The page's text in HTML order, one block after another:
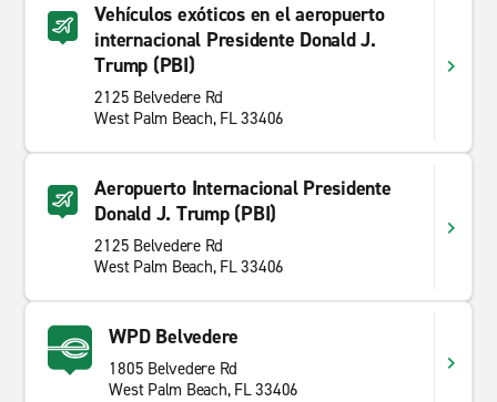
Vehículos exóticos en el aeropuerto
internacional Presidente Donald J.
Trump (PBI)
2125 Belvedere Rd
West Palm Beach, FL 33406
Aeropuerto Internacional Presidente
Donald J. Trump (PBI)
2125 Belvedere Rd
West Palm Beach, FL 33406
WPD Belvedere
1805 Belvedere Rd
West Palm Beach, FL 33406